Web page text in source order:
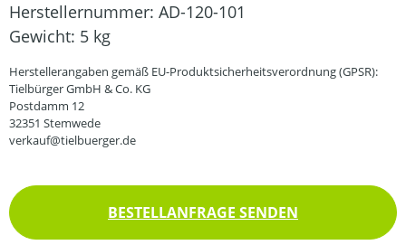
Herstellernummer: AD-120-101
Gewicht: 5 kg
Herstellerangaben gemäß EU-Produktsicherheitsverordnung (GPSR):
Tielbürger GmbH & Co. KG
Postdamm 12
32351 Stemwede
verkauf@tielbuerger.de
BESTELLANFRAGE SENDEN